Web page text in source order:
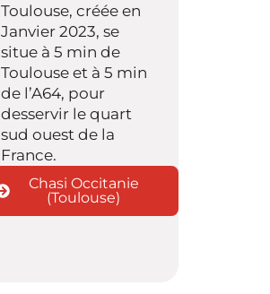
Toulouse, créée en
Janvier 2023, se
situe à 5 min de
Toulouse et à 5 min
de l’A64, pour
desservir le quart
sud ouest de la
France.
Chasi Occitanie
(Toulouse)